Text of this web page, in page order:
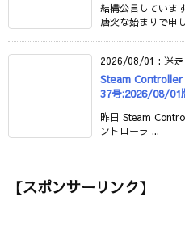
結構公言していま
唐突な始まりで申
2026/08/01 : 迷
Steam
37号:2026/08/01
昨日 Steam
ントローラ ...
【スポンサーリンク】